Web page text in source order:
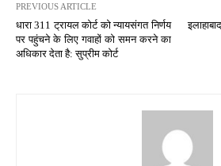
PREVIOUS ARTICLE
धारा 311 ट्रायल कोर्ट को न्यायसंगत निर्णय
पर पहुंचने के लिए गवाहों को समन करने का
अधिकार देता है: सुप्रीम कोर्ट